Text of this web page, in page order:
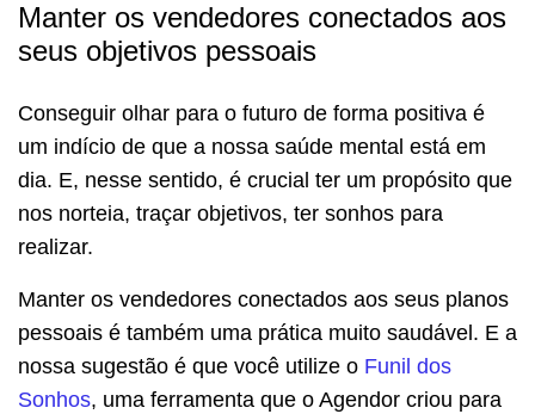
Manter os vendedores conectados aos
seus objetivos pessoais
Conseguir olhar para o futuro de forma positiva é
um indício de que a nossa saúde mental está em
dia. E, nesse sentido, é crucial ter um propósito que
nos norteia, traçar objetivos, ter sonhos para
realizar.
Manter os vendedores conectados aos seus planos
pessoais é também uma prática muito saudável. E a
nossa sugestão é que você utilize o Funil dos
Sonhos, uma ferramenta que o Agendor criou para